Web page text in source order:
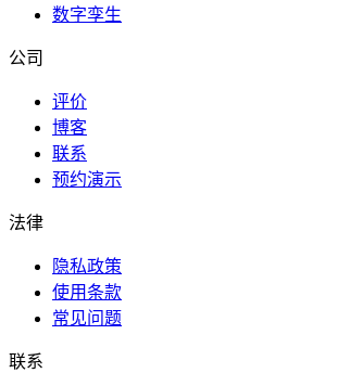
数字孪生
公司
评价
博客
联系
预约演示
法律
隐私政策
使用条款
常见问题
联系